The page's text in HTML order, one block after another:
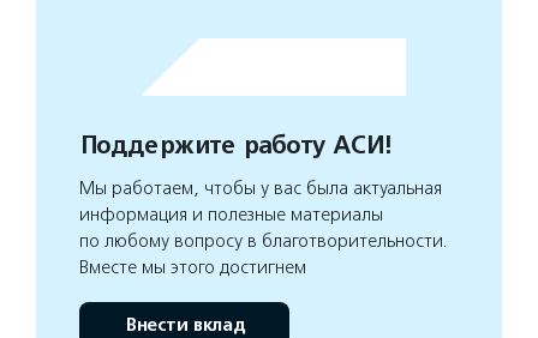
Поддержите работу АСИ!
Мы работаем, чтобы у вас была актуальная
информация и полезные материалы
по любому вопросу в благотворительности.
Вместе мы этого достигнем
Внести вклад